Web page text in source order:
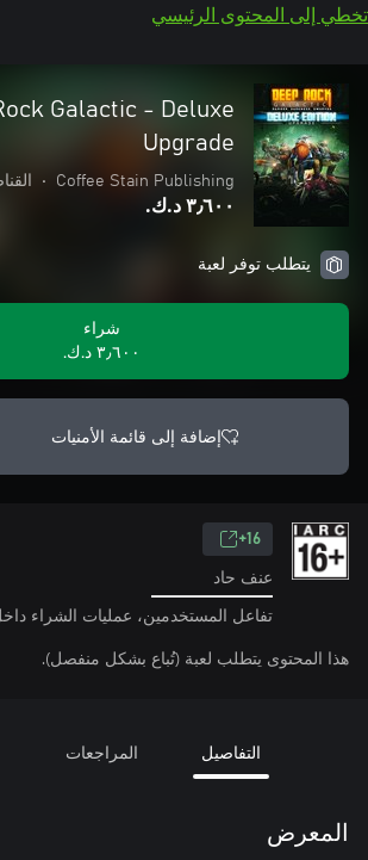
تخطي إلى المحتوى الرئيسي
Galactic - Deluxe
Upgrade
Coffee Stain Publishing
•
٣٫٦٠٠ د.ك.‏
يتطلب توفر لعبة
شراء
٣٫٦٠٠ د.ك.‏
إضافة إلى قائمة الأمنيات
16+
عنف حاد
تفاعل المستخدمين، عمليات الشراء
هذا المحتوى يتطلب لعبة (تُباع بشكل منفصل).
التفاصيل المراجعات
المعرض